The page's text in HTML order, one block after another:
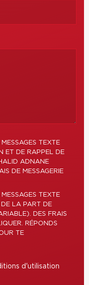
TEXTE
ET DE RAPPEL DE
ADNANE
DE MESSAGERIE
TEXTE
DE LA PART DE
DES FRAIS
RÉPONDS
TE
d'utilisation